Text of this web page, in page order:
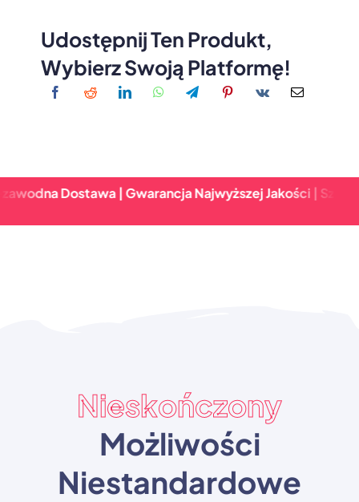
Udostępnij Ten Produkt,
Wybierz Swoją Platformę!
Dostawa | Gwarancja Najwyższej Jakości | Szybki
Nieskończony
Możliwości
Niestandardowe